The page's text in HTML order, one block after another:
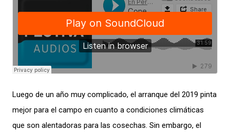
Luego de un año muy complicado, el arranque del 2019 pinta
mejor para el campo en cuanto a condiciones climáticas
que son alentadoras para las cosechas. Sin embargo, el